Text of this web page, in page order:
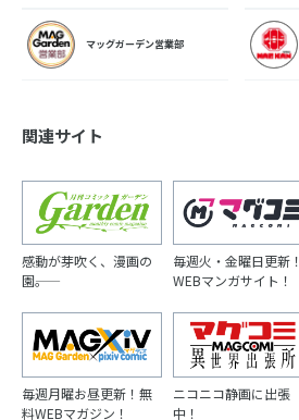
マッグガーデン営業部
関連サイト
感動が芽吹く、漫画の
園――。
毎週火・金曜日更新！
WEBマンガサイト！
毎週月曜お昼更新！無
料WEBマガジン！
ニコニコ静画に出張
中！